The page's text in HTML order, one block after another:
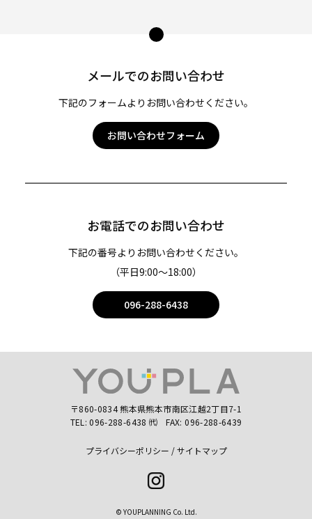
メールでのお問い合わせ
下記のフォームよりお問い合わせください。
お問い合わせフォーム
お電話でのお問い合わせ
下記の番号よりお問い合わせください。
（平日9:00〜18:00）
096-288-6438
ペー
プ
〒860-0834 熊本県熊本市南区江越2丁目7-1
TEL:096-288-6438 ㈹ FAX: 096-288-6439
プライバシーポリシー サイトマップ
Instagram
© YOUPLANNING Co. Ltd.